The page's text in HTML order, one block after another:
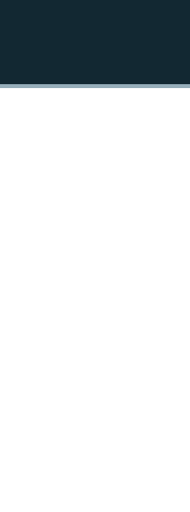
УКРАИНСКАЯ ПРОБЛЕМА КРЫМА